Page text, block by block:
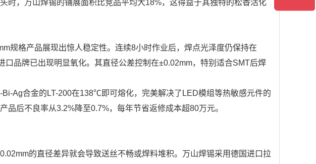
时，万山焊锡的铺展面积比竞品平均大18%，这得益于其独特的松香活化
规格产品展现出惊人稳定性。连续8小时作业后，焊点光泽度仍保持在
品牌已出现明显氧化。其直径公差控制在±0.02mm，特别适合SMT后焊
Ag合金的LT-200在138℃即可熔化，完美解决了LED模组等热敏感元件的
品后不良率从3.2%降至0.7%，每年节省返修成本超80万元。
的直径差异就会导致送丝不畅或焊料堆积。万山焊锡采用德国进口拉